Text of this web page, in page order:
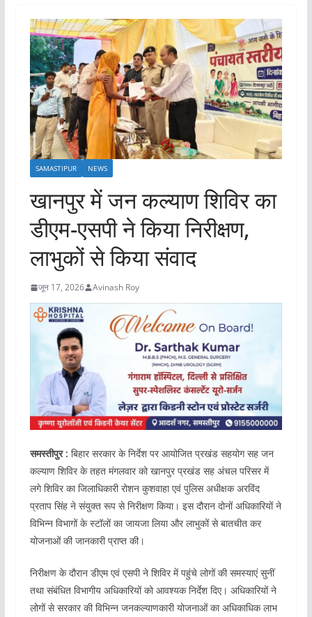
SAMASTIPUR NEWS
खानपुर में जन कल्याण शिविर का
डीएम-एसपी ने किया निरीक्षण,
लाभुकों से किया संवाद
जून 17, 2026 Avinash Roy
समस्तीपुर : बिहार सरकार के निर्देश पर आयोजित प्रखंड सहयोग सह जन
कल्याण शिविर के तहत मंगलवार को खानपुर प्रखंड सह अंचल परिसर में
लगे शिविर का जिलाधिकारी रोशन कुशवाहा एवं पुलिस अधीक्षक अरविंद
प्रताप सिंह ने संयुक्त रूप से निरीक्षण किया। इस दौरान दोनों अधिकारियों ने
विभिन्न विभागों के स्टॉलों का जायजा लिया और लाभुकों से बातचीत कर
योजनाओं की जानकारी प्राप्त की।
निरीक्षण के दौरान डीएम एवं एसपी ने शिविर में पहुंचे लोगों की समस्याएं सुनीं
तथा संबंधित विभागीय अधिकारियों को आवश्यक निर्देश दिए। अधिकारियों ने
लोगों से सरकार की विभिन्न जनकल्याणकारी योजनाओं का अधिकाधिक लाभ